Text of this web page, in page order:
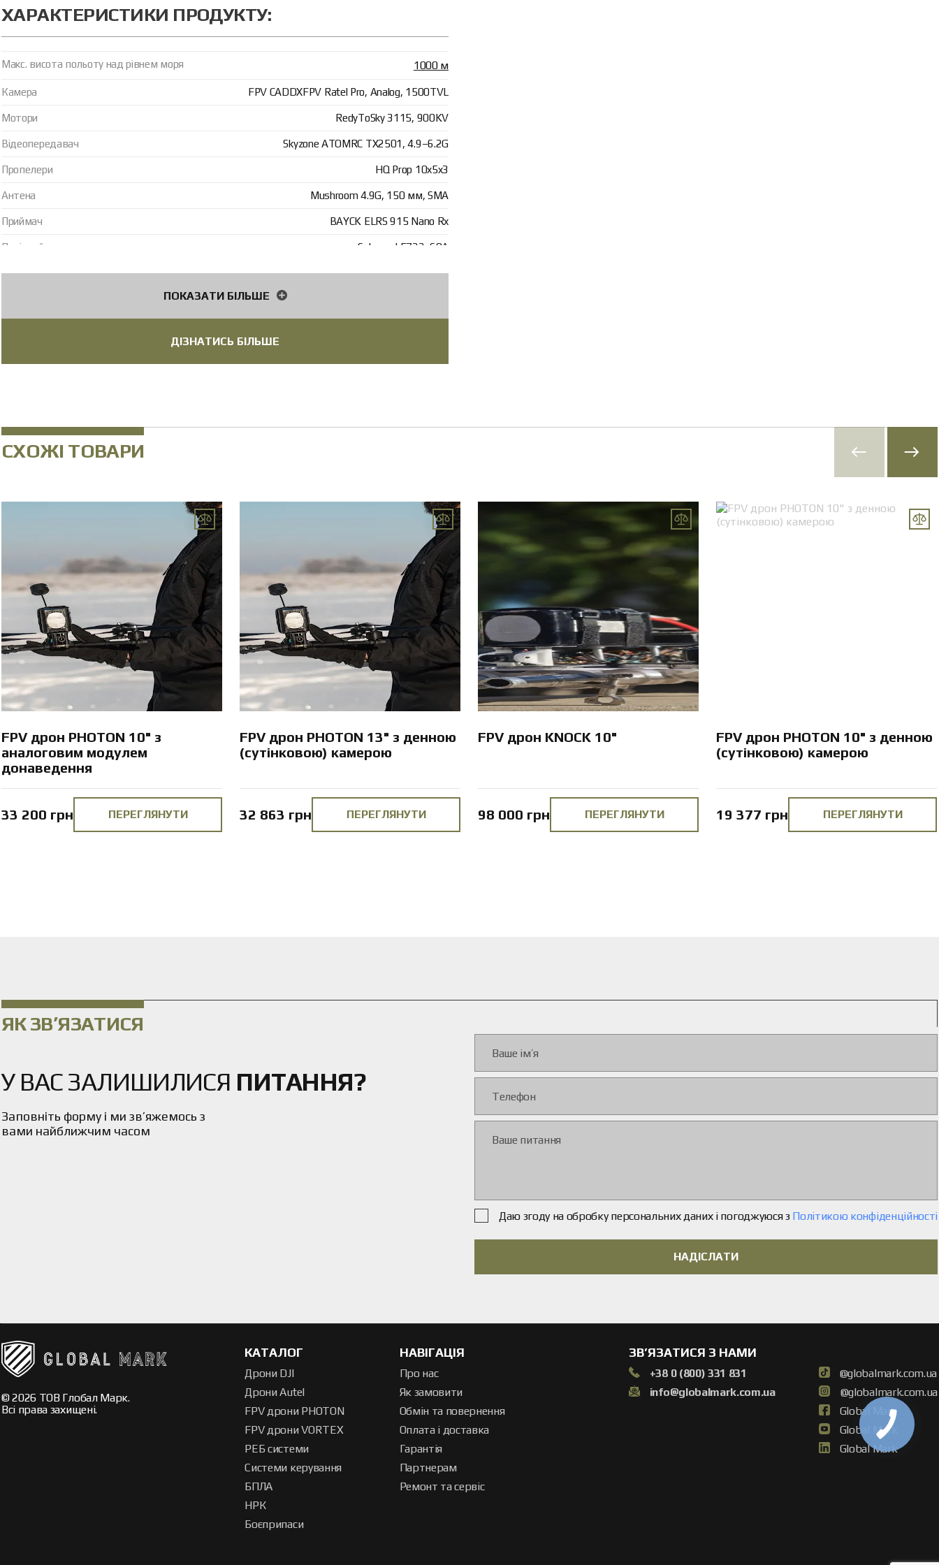
ХАРАКТЕРИСТИКИ ПРОДУКТУ:
Макс. висота польоту над рівнем моря 1000 м
Камера FPV CADDXFPV Ratel Pro, Analog, 1500TVL
Мотори RedyToSky 3115, 900KV
Відеопередавач Skyzone ATOMRC TX2501, 4.9–6.2G
Пропелери HQ Prop 10x5x3
Антена Mushroom 4.9G, 150 мм, SMA
Приймач BAYCK ELRS 915 Nano Rx
Політний стек Sologood F722, 60A
Акумулятор 6s3p, 15000 mAh, Li-ion
Примітка
з цифровим модулем донаведення
ПОКАЗАТИ БІЛЬШЕ
ДІЗНАТИСЬ БІЛЬШЕ
СХОЖІ ТОВАРИ
FPV дрон PHOTON 10" з
аналоговим модулем
донаведення
33 200 грн ПЕРЕГЛЯНУТИ
FPV дрон PHOTON 13" з денною
(сутінковою) камерою
32 863 грн ПЕРЕГЛЯНУТИ
FPV дрон KNOCK 10"
98 000 грн ПЕРЕГЛЯНУТИ
FPV дрон PHOTON 10" з денною
(сутінковою) камерою
19 377 грн ПЕРЕГЛЯНУТИ
ЯК ЗВ’ЯЗАТИСЯ
У ВАС ЗАЛИШИЛИСЯ ПИТАННЯ?
Заповніть форму і ми зв’яжемось з
вами найближчим часом
Даю згоду на обробку персональних даних і погоджуюся з Політикою конфіденційності
НАДІСЛАТИ
© 2026 ТОВ Глобал Марк.
Всі права захищені.
КАТАЛОГ
Дрони DJI
Дрони Autel
FPV дрони PHOTON
FPV дрони VORTEX
РЕБ системи
Системи керування
БПЛА
НРК
Боєприпаси
НАВІГАЦІЯ
Про нас
Як замовити
Обмін та повернення
Оплата і доставка
Гарантія
Партнерам
Ремонт та сервіс
ЗВ’ЯЗАТИСЯ З НАМИ
+38 0 (800) 331 831
info@globalmark.com.ua
@globalmark.com.ua
@globalmark.com.ua
Global Mark
Global Mark
Global Mark